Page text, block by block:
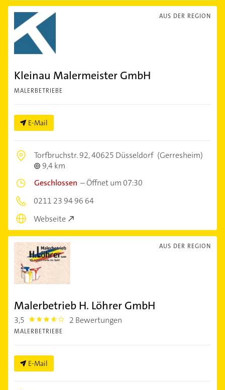
AUS DER REGION
Kleinau Malermeister GmbH
MALERBETRIEBE
E-Mail
Torfbruchstr. 92,40625 Düsseldorf (Gerresheim)
9,4 km
Geschlossen –Öffnet um 07:30
0211 23 94 96 64
Webseite
AUS DER REGION
Malerbetrieb H. Löhrer GmbH
3,5 3.5 2 Bewertungen
MALERBETRIEBE
E-Mail